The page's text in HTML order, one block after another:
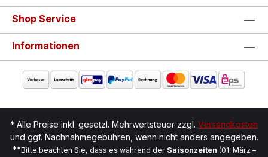
Shop Service
Informationen
* Alle Preise inkl. gesetzl. Mehrwertsteuer zzgl. Versandkosten
und ggf. Nachnahmegebühren, wenn nicht anders angegeben.
**Bitte beachten Sie, dass es während der Saisonzeiten (01. März –